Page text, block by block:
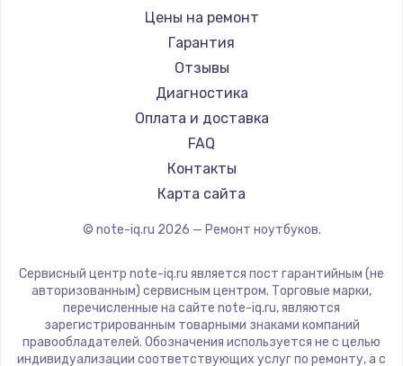
Ремонт ноутбуков iru
Ремонт ноутбуков Machenike
Ремонт ноутбуков DEXP
Ремонт ноутбуков Teclast
Ремонт ноутбуков CHUWI
Ремонт ноутбуков Colorful
Gigabyte
Aorus
Maibenben
Getac
Epson
Philips
LG
Panasonic
ZTE
Hiper
Evga
Цены на ремонт
Гарантия
Отзывы
Диагностика
Оплата и доставка
FAQ
Контакты
Карта сайта
© note-iq.ru 2026 — Ремонт ноутбуков.
Сервисный центр note-iq.ru является пост гарантийным (не
авторизованным) сервисным центром. Торговые марки,
перечисленные на сайте note-iq.ru, являются
зарегистрированным товарными знаками компаний
правообладателей. Обозначения используется не с целью
индивидуализации соответствующих услуг по ремонту, а с